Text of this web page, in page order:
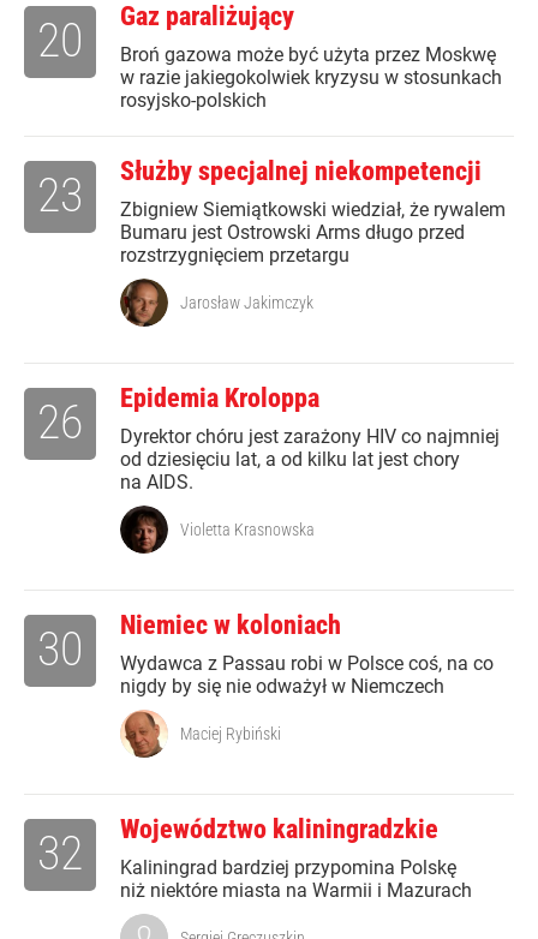
Gaz paraliżujący
Broń gazowa może być użyta przez Moskwę
w razie jakiegokolwiek kryzysu w stosunkach
rosyjsko-polskich
20
Służby specjalnej niekompetencji
Zbigniew Siemiątkowski wiedział, że rywalem
Bumaru jest Ostrowski Arms długo przed
rozstrzygnięciem przetargu
23
Jarosław Jakimczyk
Epidemia Kroloppa
Dyrektor chóru jest zarażony HIV co najmniej
od dziesięciu lat, a od kilku lat jest chory
na AIDS.
26
Violetta Krasnowska
Niemiec w koloniach
Wydawca z Passau robi w Polsce coś, na co
nigdy by się nie odważył w Niemczech
30
Maciej Rybiński
Województwo kaliningradzkie
Kaliningrad bardziej przypomina Polskę
niż niektóre miasta na Warmii i Mazurach
32